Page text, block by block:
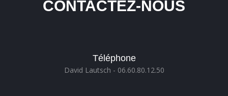
CONTACTEZ-NOUS
Téléphone
David Lautsch - 06.60.80.12.50